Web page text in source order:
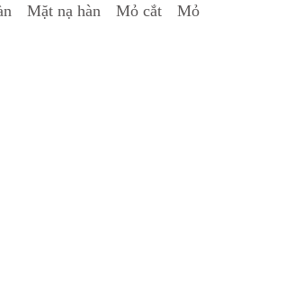
Mặt nạ hàn Mỏ cắt
Mỏ